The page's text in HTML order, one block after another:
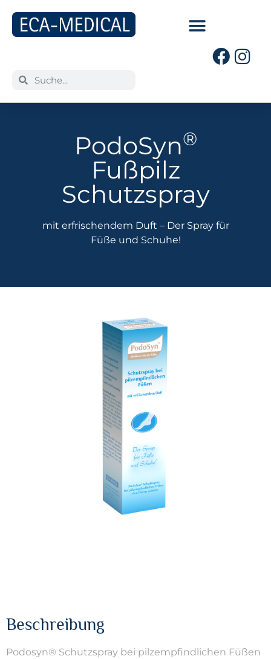
PodoSyn®
Fußpilz
Schutzspray
mit erfrischendem Duft – Der Spray für
Füße und Schuhe!
Beschreibung
Podosyn® Schutzspray bei pilzempfindlichen Füßen